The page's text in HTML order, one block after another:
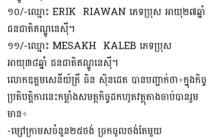
១០/-ឈ្មោះ ERIK RIAWAN ភេទប្រុស អាយុ២៧ឆ្នាំ
ជនជាតិឥណ្ឌូនេស៊ី។
១១/-ឈ្មោះ MESAKH KALEB ភេទប្រុស
អាយុ៣៨ឆ្នាំ ជនជាតិឥណ្ឌូនេស៊ី។
លោកឧត្តមសេនីយ៍ត្រី ធិន ស៊ិនដេត បានបញ្ជាក់ថា÷ក្នុង​កិច្ច​
ប្រតិបត្តិការ​នេះ​កម្លាំងសមត្ថកិច្ចដកហូតវត្ថុតាងចាប់បានរួម
មាន÷
‎-ម្សៅក្រាមសចំនួន២៥ថង់ ច្រកចូលថង់តែមួយ